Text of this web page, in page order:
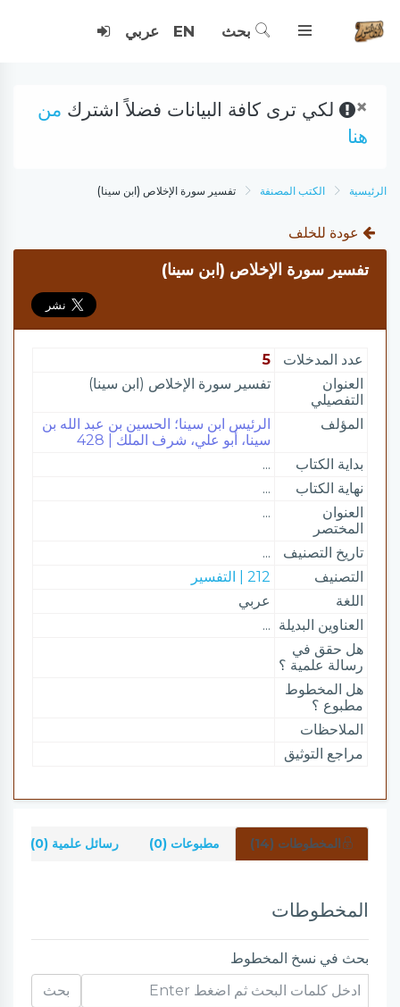
بحث EN عربي
× لكي ترى كافة البيانات فضلاً اشترك من
هنا
الرئيسية الكتب المصنفة تفسير سورة الإخلاص (ابن سينا)
عودة للخلف
تفسير سورة الإخلاص (ابن سينا)
عدد المدخلات
5
العنوان
التفصيلي
تفسير سورة الإخلاص (ابن سينا)
المؤلف
الرئيس ابن سينا؛ الحسين بن عبد الله بن
سينا، أبو علي، شرف الملك | 428
بداية الكتاب
...
نهاية الكتاب
...
العنوان
المختصر
...
تاريخ التصنيف
...
التصنيف
212 | التفسير
اللغة
عربي
العناوين البديلة ...
هل حقق في
رسالة علمية ؟
هل المخطوط
مطبوع ؟
الملاحظات
مراجع التوثيق
المخطوطات (14) مطبوعات (0) رسائل علمية (0)
المخطوطات
بحث في نسخ المخطوط
بحث